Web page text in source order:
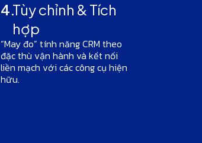
4.Tùy chỉnh & Tích
hợp
“May đo” tính năng CRM theo
đặc thù vận hành và kết nối
liền mạch với các công cụ hiện
hữu.